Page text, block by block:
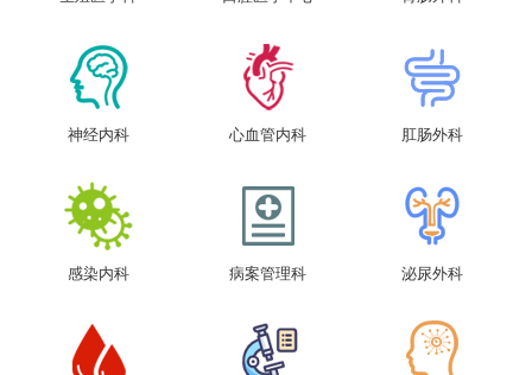
神经内科 心血管内科 肛肠外科
感染内科 病案管理科 泌尿外科